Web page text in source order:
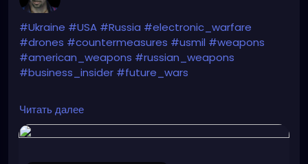
#Ukraine #USA #Russia #electronic_warfare
#drones #countermeasures #usmil #weapons
#american_weapons #russian_weapons
#business_insider #future_wars
https://www.businessinsider.com/russian-
electronic-warfare-shows-us-needs-for-future-
wars-2024-5
Читать далее